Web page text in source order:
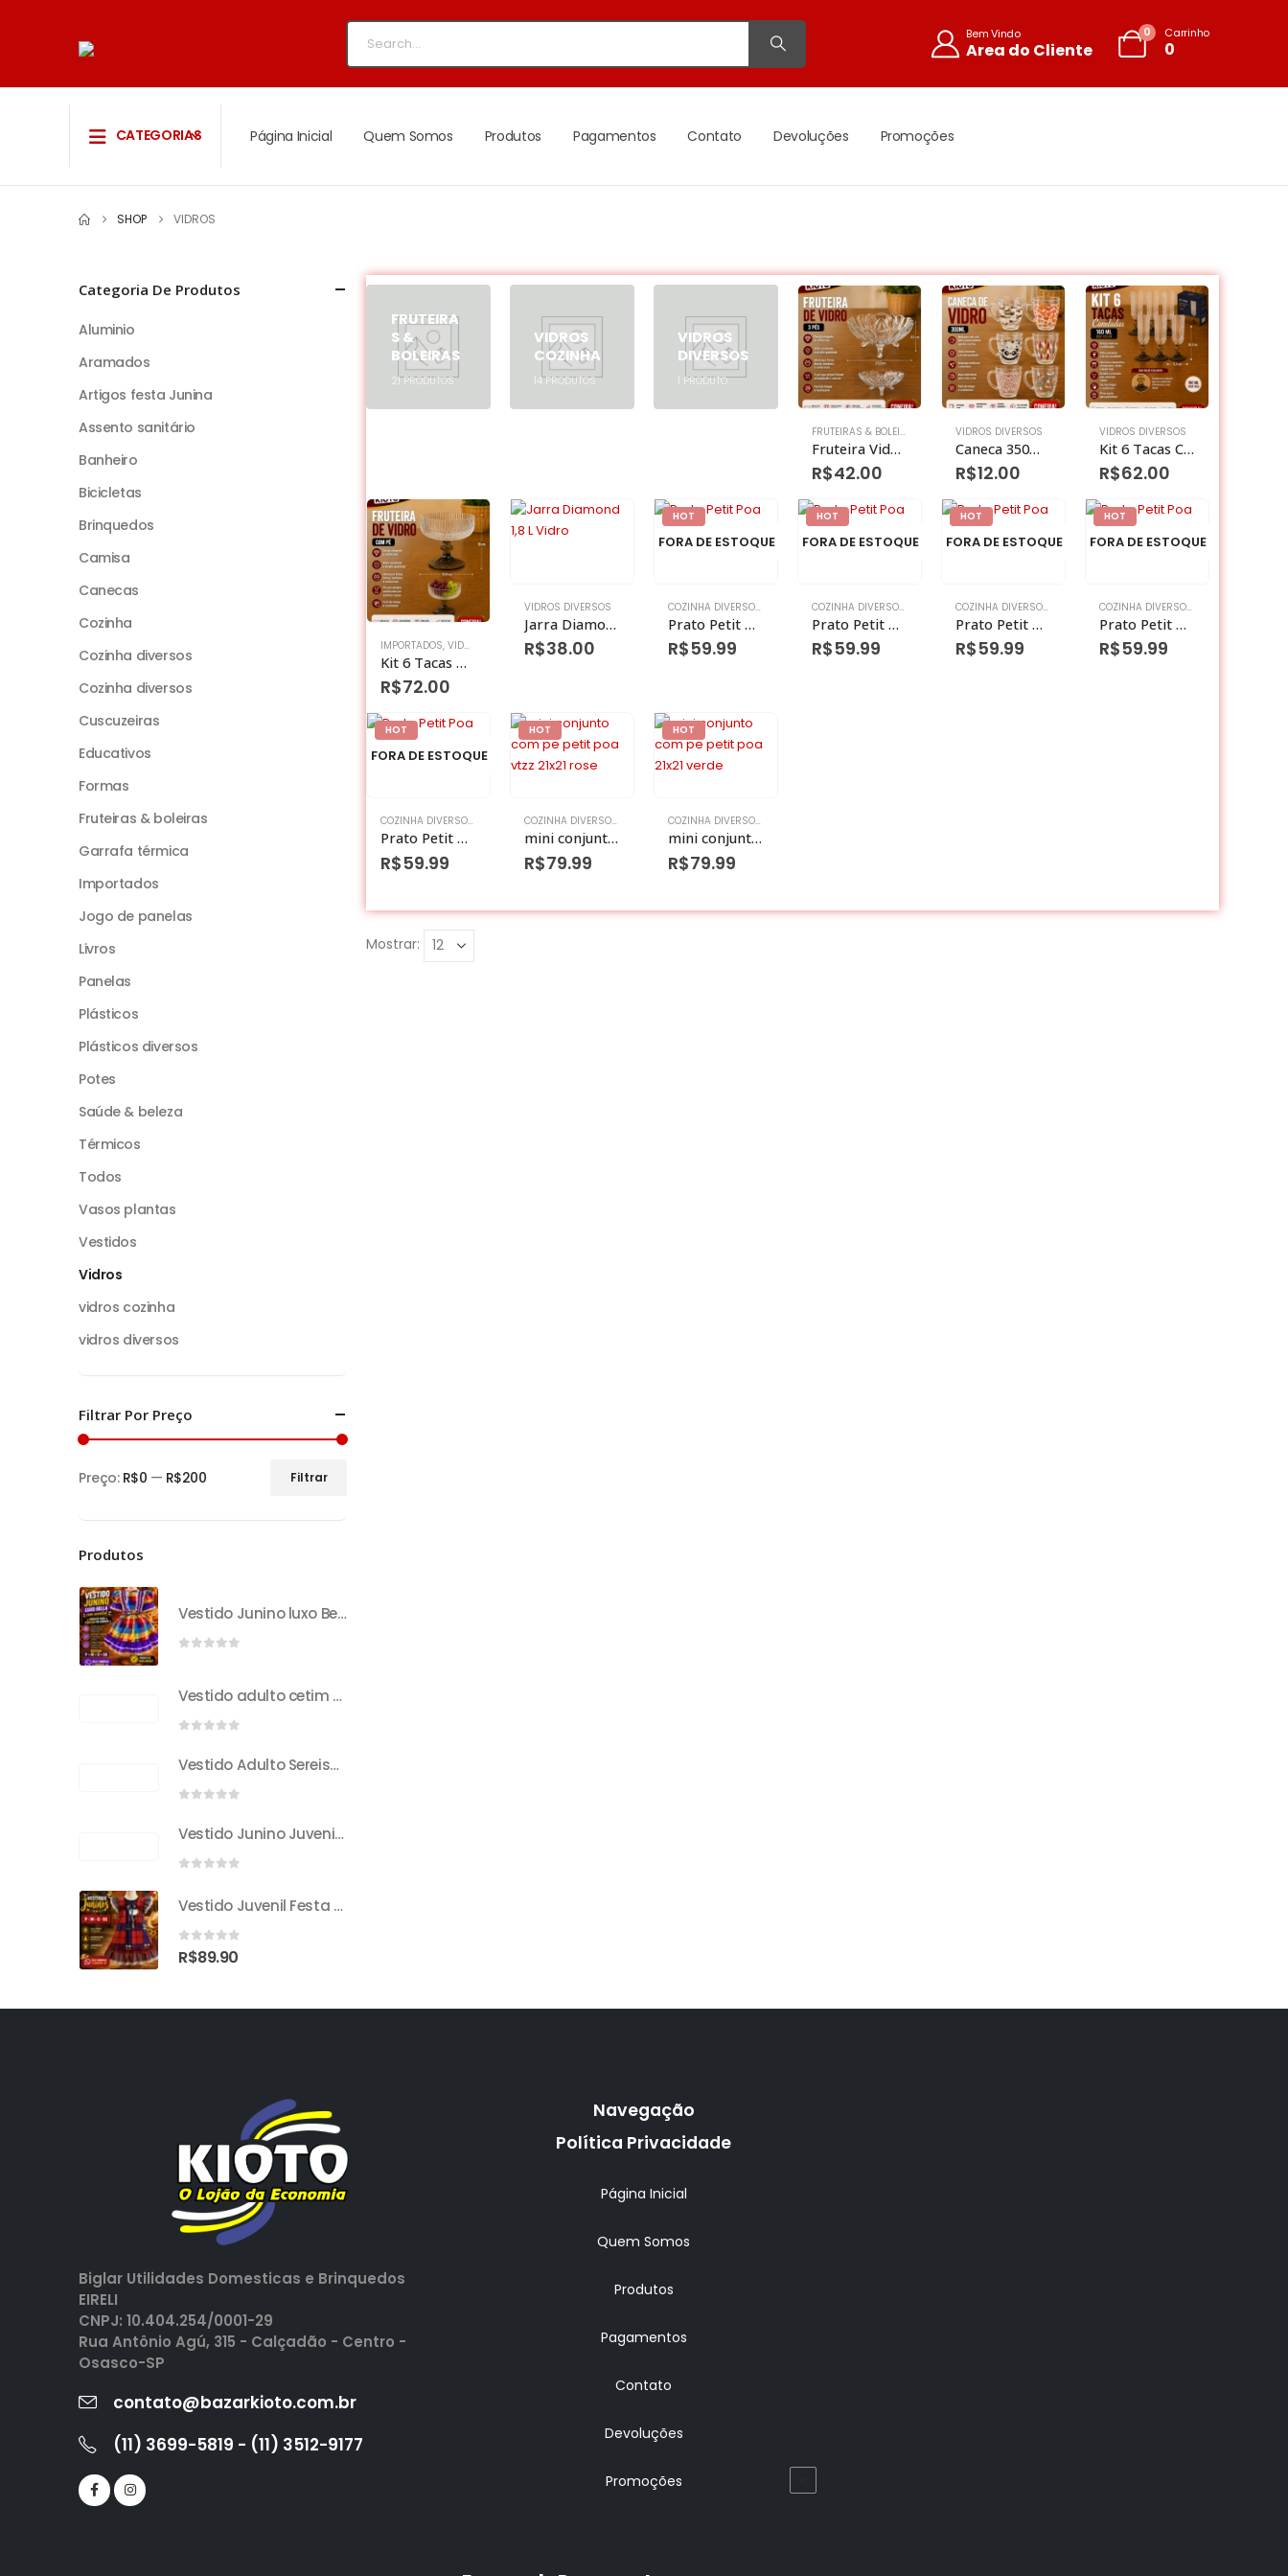
Bem Vindo
Area do Cliente
0 Carrinho
0
CATEGORIAS Página Inicial Quem Somos Produtos Pagamentos Contato Devoluções Promoções
SHOP VIDROS
FRUTEIRA
S &
BOLEIRAS
21PRODUTOS
VIDROS
COZINHA
14PRODUTOS
VIDROS
DIVERSOS
1 PRODUTO
FRUTEIRAS & BOLEIRAS
Fruteira Vidro 23cm X 23cm X 10cm
R$42.00
VIDROS DIVERSOS
Caneca 350ml Vidro 10cm X 8,7cm (unidade)
R$12.00
VIDROS DIVERSOS
Kit 6 Tacas Caneladas 160 Ml Duo Color Vidro 5,5 Cm X 5,5 Cm X 18,2 Cm
R$62.00
IMPORTADOS, VIDROS DIVERSOS
Kit 6 Tacas De Sobremesa Caneladas 320 Ml Duo Color Vidro 11,8 Cm X 11,8 Cm X 10 Cm
R$72.00
VIDROS DIVERSOS
Jarra Diamond 1,8 L Vidro
R$38.00
HOT
FORA DE ESTOQUE
COZINHA DIVERSOS FRUTEIRAS & BOLEIRAS,VIDROS
Prato Petit Poa Vtzz C/Pe Azul Marinho
R$59.99
HOT
FORA DE ESTOQUE
COZINHA DIVERSOS FRUTEIRAS & BOLEIRAS,VIDROS
Prato Petit Poa vidro C/pe Azul Turquesa
R$59.99
HOT
FORA DE ESTOQUE
COZINHA DIVERSOS FRUTEIRAS & BOLEIRAS,VIDROS
Prato Petit Poa vidro C/pe Rose
R$59.99
HOT
FORA DE ESTOQUE
COZINHA DIVERSOS
Prato Petit Poa vidro C/Pe Verde
R$59.99
HOT
FORA DE ESTOQUE
COZINHA DIVERSOS FRUTEIRAS & BOLEIRAS,VIDROS
Prato Petit Poa vidro C/pé Vermelho
R$59.99
HOT
COZINHA DIVERSOS FRUTEIRAS & BOLEIRAS,VIDROS
mini conjunto com pe petit poa vtzz 21×21 rose
R$79.99
HOT
COZINHA DIVERSOS
mini conjunto com pe petit poa 21×21 verde
R$79.99
Mostrar:
Categoria De Produtos
Aluminio
Aramados
Artigos festa Junina
Assento sanitário
Banheiro
Bicicletas
Brinquedos
Camisa
Canecas
Cozinha
Cozinha diversos
Cozinha diversos
Cuscuzeiras
Educativos
Formas
Fruteiras & boleiras
Garrafa térmica
Importados
Jogo de panelas
Livros
Panelas
Plásticos
Plásticos diversos
Potes
Saúde & beleza
Térmicos
Todos
Vasos plantas
Vestidos
Vidros
vidros cozinha
vidros diversos
Filtrar Por Preço
Filtrar
Preço: R$0 — R$200
Produtos
Vestido Junino luxo Bella com avental
Vestido adulto cetim mini rosa P
Vestido Adulto Sereismo
Vestido Junino Juvenil Sorvete De Girassol
Vestido Juvenil Festa Junina
0 out of 5
R$89.90
Biglar Utilidades Domesticas e Brinquedos
EIRELI
CNPJ: 10.404.254/0001-29
Rua Antônio Agú, 315 - Calçadão - Centro -
Osasco-SP
contato@bazarkioto.com.br
(11) 3699-5819 - (11) 3512-9177
Navegação
Política Privacidade
Página Inicial
Quem Somos
Produtos
Pagamentos
Contato
Devoluções
Promoções